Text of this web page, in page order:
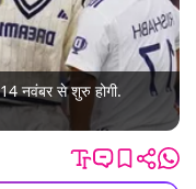
नवंबर से शुरु होगी.